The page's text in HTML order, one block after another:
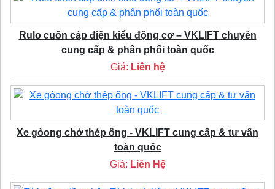
Rulo cuốn cáp điện kiểu động cơ – VKLIFT chuyên
cung cấp & phân phối toàn quốc
Giá: Liên hệ
Xe gòong chở thép ống - VKLIFT cung cấp & tư vấn
toàn quốc
Giá: Liên Hệ